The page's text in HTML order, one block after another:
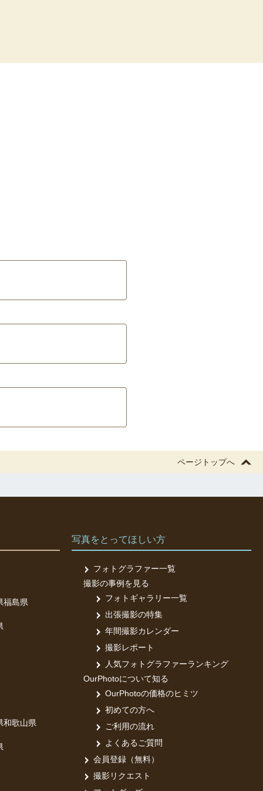
ページトップへ
福島県
和歌山県
写真をとってほしい方
フォトグラファー一覧
撮影の事例を見る
フォトギャラリー一覧
出張撮影の特集
年間撮影カレンダー
撮影レポート
人気フォトグラファーランキング
OurPhotoについて知る
OurPhotoの価格のヒミツ
初めての方へ
ご利用の流れ
よくあるご質問
会員登録（無料）
撮影リクエスト